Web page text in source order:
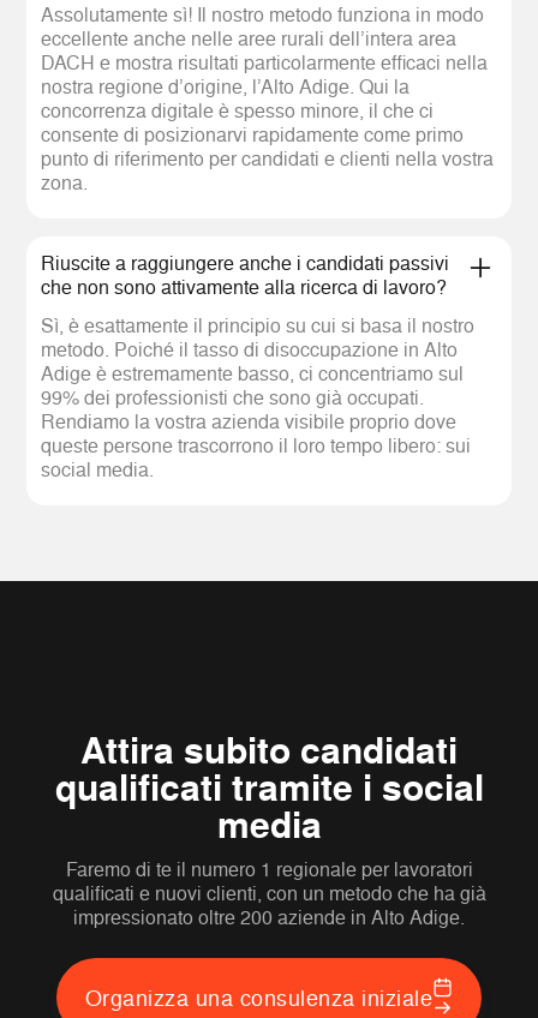
Assolutamente sì! Il nostro metodo funziona in modo
eccellente anche nelle aree rurali dell’intera area
DACH e mostra risultati particolarmente efficaci nella
nostra regione d’origine, l’Alto Adige. Qui la
concorrenza digitale è spesso minore, il che ci
consente di posizionarvi rapidamente come primo
punto di riferimento per candidati e clienti nella vostra
zona.
Riuscite a raggiungere anche i candidati passivi
che non sono attivamente alla ricerca di lavoro?
Sì, è esattamente il principio su cui si basa il nostro
metodo. Poiché il tasso di disoccupazione in Alto
Adige è estremamente basso, ci concentriamo sul
99% dei professionisti che sono già occupati.
Rendiamo la vostra azienda visibile proprio dove
queste persone trascorrono il loro tempo libero: sui
social media.
Attira subito candidati
qualificati tramite i social
media
Faremo di te il numero 1 regionale per lavoratori
qualificati e nuovi clienti, con un metodo che ha già
impressionato oltre 200 aziende in Alto Adige.
Organizza una consulenza iniziale